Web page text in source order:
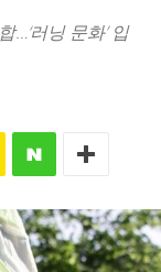
…‘러닝 문화’ 입